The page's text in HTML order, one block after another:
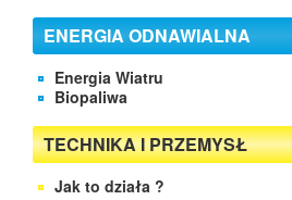
ENERGIA ODNAWIALNA
Energia Wiatru
Biopaliwa
TECHNIKA I PRZEMYSŁ
Jak to działa ?